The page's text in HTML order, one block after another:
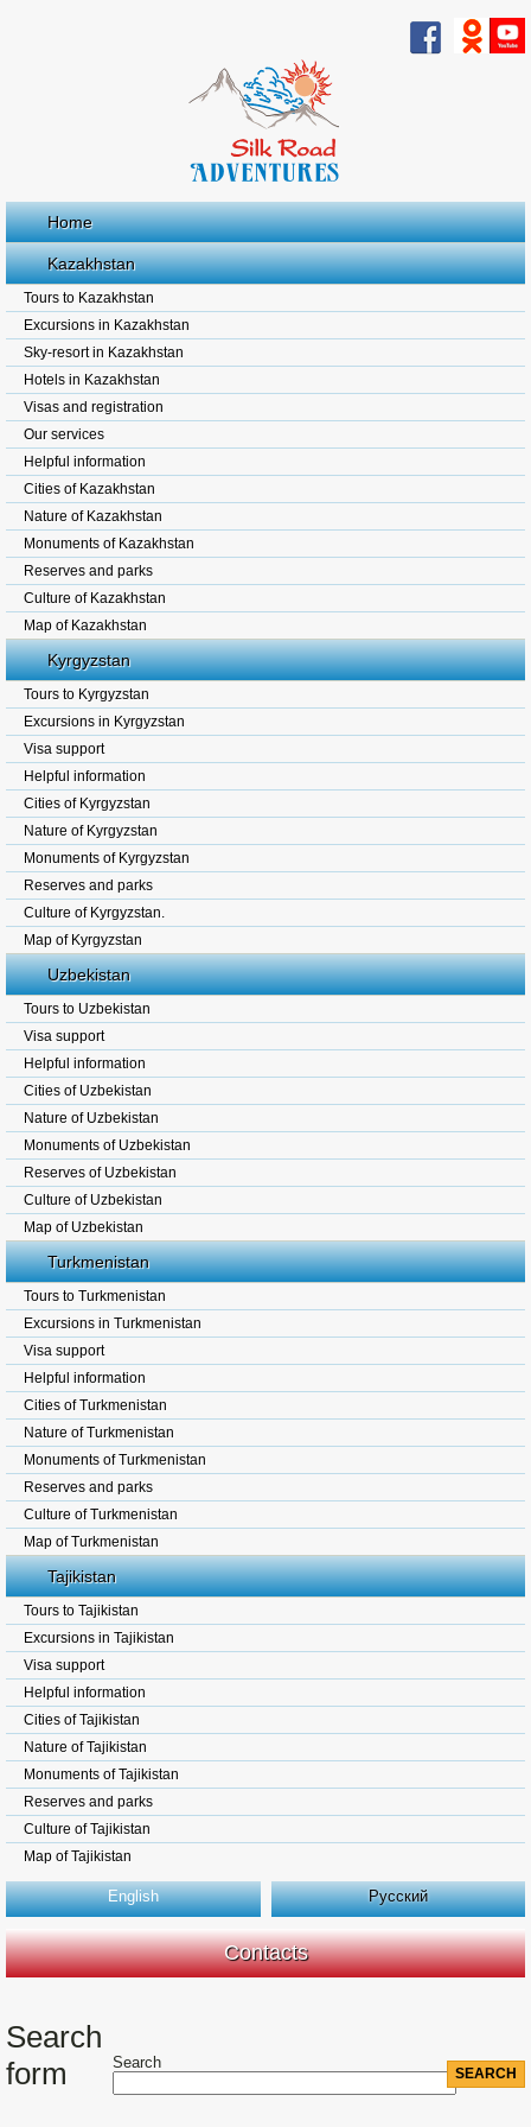
Home
Kazakhstan
Tours to Kazakhstan
Excursions in Kazakhstan
Sky-resort in Kazakhstan
Hotels in Kazakhstan
Visas and registration
Our services
Helpful information
Cities of Kazakhstan
Nature of Kazakhstan
Monuments of Kazakhstan
Reserves and parks
Culture of Kazakhstan
Map of Kazakhstan
Kyrgyzstan
Tours to Kyrgyzstan
Excursions in Kyrgyzstan
Visa support
Helpful information
Cities of Kyrgyzstan
Nature of Kyrgyzstan
Monuments of Kyrgyzstan
Reserves and parks
Culture of Kyrgyzstan.
Map of Kyrgyzstan
Uzbekistan
Tours to Uzbekistan
Visa support
Helpful information
Cities of Uzbekistan
Nature of Uzbekistan
Monuments of Uzbekistan
Reserves of Uzbekistan
Culture of Uzbekistan
Map of Uzbekistan
Turkmenistan
Tours to Turkmenistan
Excursions in Turkmenistan
Visa support
Helpful information
Cities of Turkmenistan
Nature of Turkmenistan
Monuments of Turkmenistan
Reserves and parks
Culture of Turkmenistan
Map of Turkmenistan
Tajikistan
Tours to Tajikistan
Excursions in Tajikistan
Visa support
Helpful information
Cities of Tajikistan
Nature of Tajikistan
Monuments of Tajikistan
Reserves and parks
Culture of Tajikistan
Map of Tajikistan
English Русский
Contacts
Search
form
Search